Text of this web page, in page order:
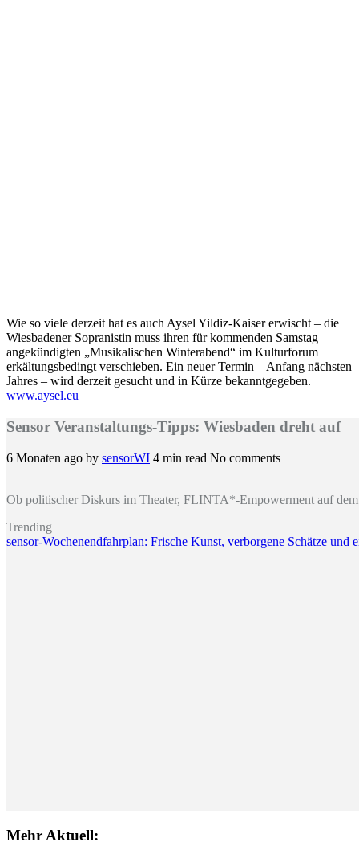
Wie so viele derzeit hat es auch Aysel Yildiz-Kaiser erwischt – die
Wiesbadener Sopranistin muss ihren für kommenden Samstag
angekündigten „Musikalischen Winterabend“ im Kulturforum
erkältungsbedingt verschieben. Ein neuer Termin – Anfang nächsten
Jahres – wird derzeit gesucht und in Kürze bekanntgegeben.
www.aysel.eu
Sensor Veranstaltungs-Tipps: Wiesbaden dreht auf
6 Monaten ago by sensorWI 4 min read No comments
Ob politischer Diskurs im Theater, FLINTA*-Empowerment auf
Trending
sensor-Wochenendfahrplan: Frische Kunst, verborgene Schätze und
Mehr Aktuell: